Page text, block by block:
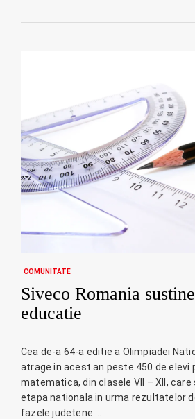
COMUNITATE
Siveco Romania
educatie
Cea de-a 64-a editie a Olimpiadei
atrage in acest an peste 450 de elevi
matematica, din clasele VII – XII,
etapa nationala in urma rezultatelor
fazele judetene.…